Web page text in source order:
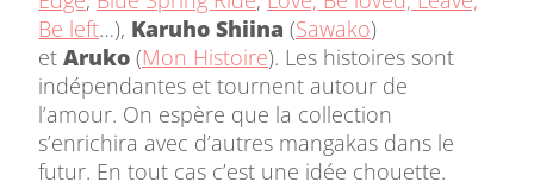
Be left…), Karuho Shiina (Sawako)
et Aruko (Mon Histoire). Les histoires sont
indépendantes et tournent autour de
l’amour. On espère que la collection
s’enrichira avec d’autres mangakas dans le
futur. En tout cas c’est une idée chouette.